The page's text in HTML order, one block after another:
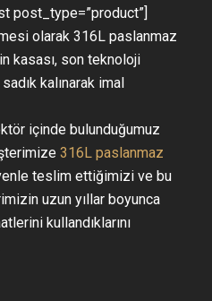
post_type=”product”]
olarak 316L paslanmaz
kasası, son teknoloji
kalınarak imal
içinde bulunduğumuz
316L paslanmaz
teslim ettiğimizi ve bu
uzun yıllar boyunca
kullandıklarını